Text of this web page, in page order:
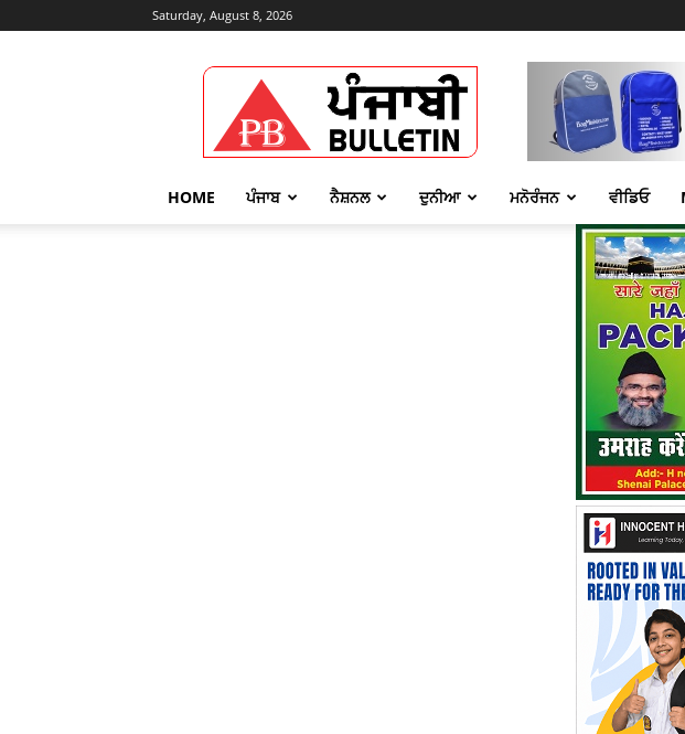
Saturday, August 8, 2026
Punjabi
Bulletin
HOME ਪੰਜਾਬ ਨੈਸ਼ਨਲ ਦੁਨੀਆ ਮਨੋਰੰਜਨ ਵੀਡਿਓ